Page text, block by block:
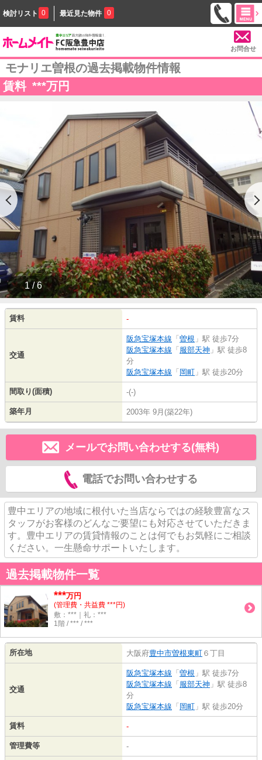
検討リスト 0 最近見た物件 0
お問合せ
モナリエ曽根の過去掲載物件情報
賃料 ***万円
1 / 6
賃料 -
交通
阪急宝塚本線 「 曽根 」駅 徒歩7分
阪急宝塚本線 「 服部天神 」駅 徒歩8
分
阪急宝塚本線 「 岡町 」駅 徒歩20分
間取り(面積) -(-)
築年月 2003年 9月(築22年)
メールでお問い合わせする(無料)
電話でお問い合わせする
豊中エリアの地域に根付いた当店ならではの経験豊富なス
タッフがお客様のどんなご要望にも対応させていただきま
す。豊中エリアの賃貸情報のことは何でもお気軽にご相談
ください。一生懸命サポートいたします。
過去掲載物件一覧
***万円
(管理費・共益費 ***円)
敷：***｜礼：***
1階 / *** / ***
所在地 大阪府豊中市曽根東町 ６丁目
交通
阪急宝塚本線 「 曽根 」駅 徒歩7分
阪急宝塚本線 「 服部天神 」駅 徒歩8
分
阪急宝塚本線 「 岡町 」駅 徒歩20分
賃料 -
管理費等 -